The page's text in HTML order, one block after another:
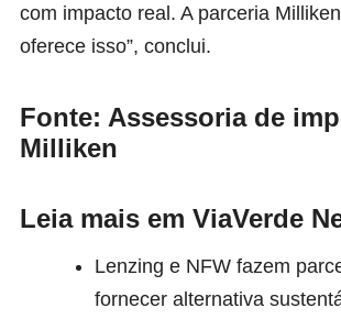
com impacto real. A parceria
oferece isso”, conclui.
Fonte: Assessoria de
Milliken
Leia mais em ViaVerde
Lenzing e NFW fazem
fornecer alternativa